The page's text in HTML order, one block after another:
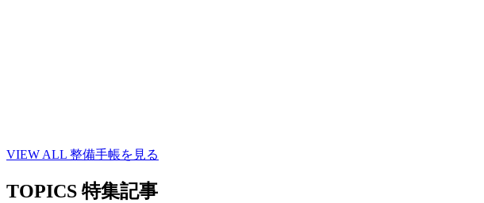
VIEW ALL 整備手帳を見る
TOPICS 特集記事